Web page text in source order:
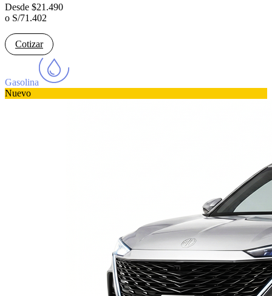
Desde $21.490
o S/71.402
Cotizar
Gasolina
Nuevo